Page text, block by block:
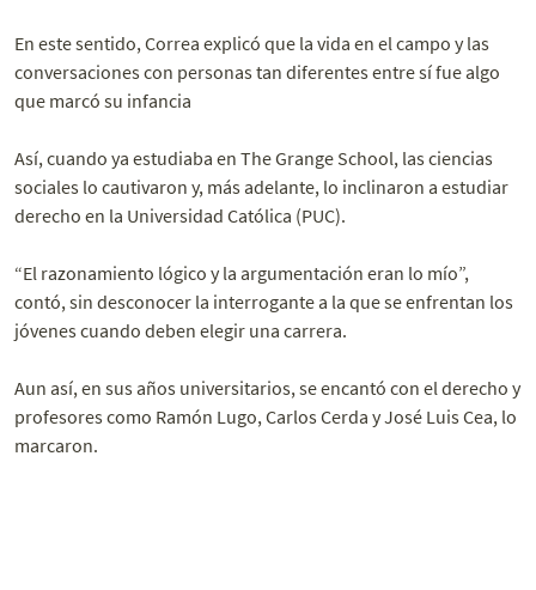
En este sentido, Correa explicó que la vida en el campo y las
conversaciones con personas tan diferentes entre sí fue algo
que marcó su infancia
Así, cuando ya estudiaba en The Grange School, las ciencias
sociales lo cautivaron y, más adelante, lo inclinaron a estudiar
derecho en la Universidad Católica (PUC).
“El razonamiento lógico y la argumentación eran lo mío”,
contó, sin desconocer la interrogante a la que se enfrentan los
jóvenes cuando deben elegir una carrera.
Aun así, en sus años universitarios, se encantó con el derecho y
profesores como Ramón Lugo, Carlos Cerda y José Luis Cea, lo
marcaron.